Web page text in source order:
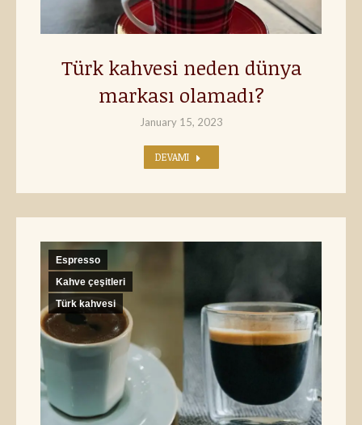
Türk kahvesi neden dünya
markası olamadı?
January 15, 2023
DEVAMI
Espresso
Kahve çeşitleri
Türk kahvesi